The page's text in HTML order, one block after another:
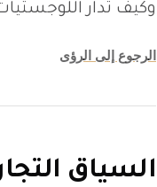
وكيف تُدار
الرجوع إلى الرؤى
السياق